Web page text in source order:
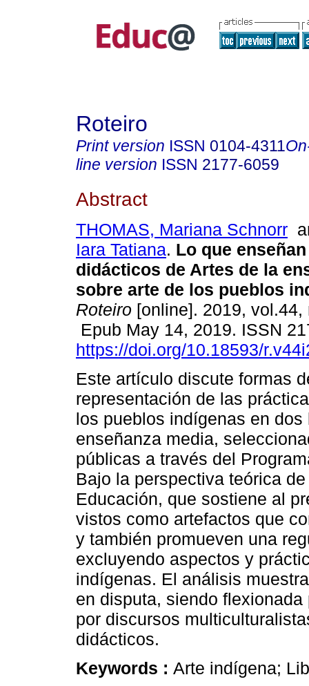
Roteiro
Print version ISSN 0104-4311
line version ISSN 2177-6059
Abstract
THOMAS, Mariana Schnorr
Iara Tatiana. Lo que
didácticos de Artes de la
sobre arte de los pueblos
Roteiro [online]. 2019, vol.44,
Epub May 14, 2019. ISSN
https://doi.org/10.18593/
Este artículo discute formas
representación de las
los pueblos indígenas en
enseñanza media,
públicas a través del
Bajo la perspectiva teórica
Educación, que sostiene al
vistos como artefactos que
y también promueven una
excluyendo aspectos y
indígenas. El análisis
en disputa, siendo
por discursos
didácticos.
Keywords : Arte indígena;